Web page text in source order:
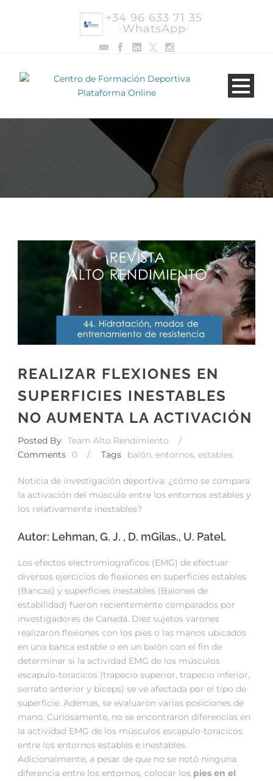
+34 96 633 71 35
·WhatsApp·
REALIZAR FLEXIONES EN
SUPERFICIES INESTABLES
NO AUMENTA LA ACTIVACIÓN
Posted By Team Alto Rendimiento
/
Comments
0 / Tags balón, entornos, estables
Noticia de investigación deportiva: ¿cómo se compara
la activación del músculo entre los entornos estables y
los relativamente inestables?
Autor: Lehman, G. J. , D. mGilas., U. Patel.
Los efectos electromiograficos (EMG) de efectuar
diversos ejercicios de flexiones en superficies estables
(Bancas) y superficies inestables (Balones de
estabilidad) fueron recientemente comparados por
investigadores de Canadá. Diez sujetos varones
realizaron flexiones con los pies o las manos ubicados
en una banca estable o en un balón con el fin de
determinar si la actividad EMG de los músculos
escapulo-toracicos (trapecio superior, trapecio inferior,
serrato anterior y bíceps) se ve afectada por el tipo de
superficie. Ademas, se evaluaron varias posiciones de
mano. Curiosamente, no se encontraron diferencias en
la actividad EMG de los músculos escapulo-toracicos
entre los entornos estables e inestables.
Adicionalmente, a pesar de que no se notó ninguna
diferencia entre los entornos, colocar los pies en el